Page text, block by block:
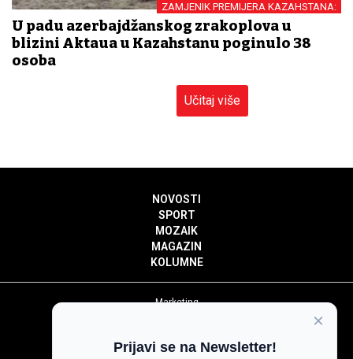
ZAMJENIK PREMIJERA KAZAHSTANA:
U padu azerbajdžanskog zrakoplova u
blizini Aktaua u Kazahstanu poginulo 38
osoba
Učitaj više
NOVOSTI
SPORT
MOZAIK
MAGAZIN
KOLUMNE
Marketing
Impressum
×
Prijavi se na Newsletter!